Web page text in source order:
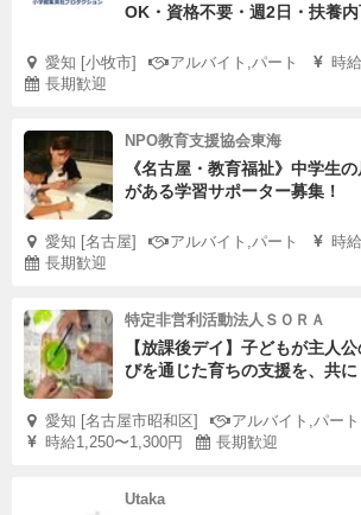
OK・資格不要・週2日・扶養
愛知 [小牧市] アルバイト,パート
時
長期歓迎
NPO教育支援協会東海
《名古屋・教育福祉》中学生
がある学習サポーター募集！
愛知 [名古屋] アルバイト,パート
時
長期歓迎
特定非営利活動法人ＳＯＲＡ
【放課後デイ】子どもが主人
びを通じた育ちの支援を、共に
愛知 [名古屋市昭和区]
アルバイト,パート
時給1,250〜1,300円
長期歓迎
Utaka